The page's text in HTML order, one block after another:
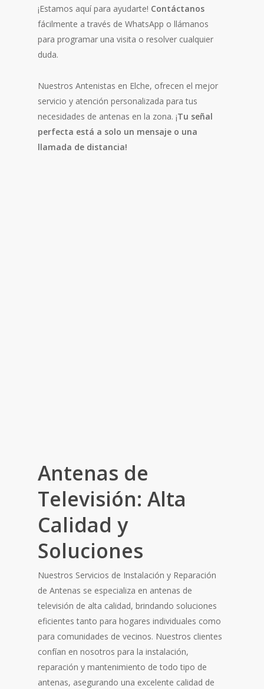
¡Estamos aquí para ayudarte! Contáctanos
fácilmente a través de WhatsApp o llámanos
para programar una visita o resolver cualquier
duda.
Nuestros Antenistas en Elche, ofrecen el mejor
servicio y atención personalizada para tus
necesidades de antenas en la zona. ¡Tu señal
perfecta está a solo un mensaje o una
llamada de distancia!
Antenas de
Televisión: Alta
Calidad y
Soluciones
Nuestros Servicios de Instalación y Reparación
de Antenas se especializa en antenas de
televisión de alta calidad, brindando soluciones
eficientes tanto para hogares individuales como
para comunidades de vecinos. Nuestros clientes
confían en nosotros para la instalación,
reparación y mantenimiento de todo tipo de
antenas, asegurando una excelente calidad de